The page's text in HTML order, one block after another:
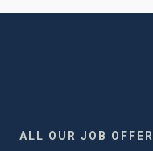
ALL OUR JOB